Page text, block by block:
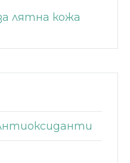
лятна кожа